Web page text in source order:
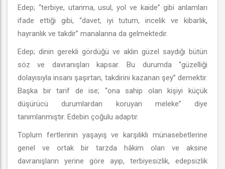
Edep; “terbiye, utanma, usul, yol ve kaide” gibi anlamları
ifade ettiği gibi, “davet, iyi tutum, incelik ve kibarlık,
hayranlık ve takdir” manalarına da gelmektedir.
Edep; dinin gerekli gördüğü ve aklın güzel saydığı bütün
söz ve davranışları kapsar. Bu durumda “güzelliği
dolayısıyla insanı şaşırtan, takdirini kazanan şey” demektir.
Başka bir tarif de ise; “ona sahip olan kişiyi küçük
düşürücü durumlardan koruyan meleke” diye
tanımlanmıştır. Edebin çoğulu adaptır.
Toplum fertlerinin yaşayış ve karşılıklı münasebetlerine
genel ve ortak bir tarzda hâkim olan ve aksine
davranışların yerine göre ayıp, terbiyesizlik, edepsizlik